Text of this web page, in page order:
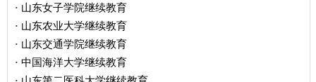
· 山东女子学院继续教育
· 山东农业大学继续教育
· 山东交通学院继续教育
· 中国海洋大学继续教育